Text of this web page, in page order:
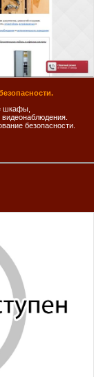
шкафы,
безопасности.